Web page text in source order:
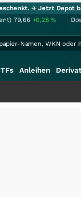
→ Jetzt Depot
79,66 +0,28%
Anleihen